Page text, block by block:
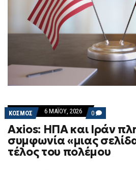
ΚΟΣΜΟΣ 6 ΜΑΪ́ΟΥ, 2026 0 COMMENTS
ON
AXIOS:
ΗΠΑ
ΚΑΙ
ΙΡΆΝ
ΠΛΗΣΙΆΖΟΥΝ
Axios: ΗΠΑ και Ιράν
συμφωνία «μιας
τέλος του πολέμου